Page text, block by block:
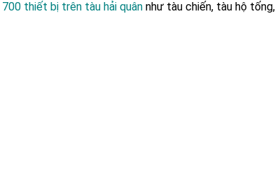
700 thiết bị trên tàu hải quân như tàu chiến, tàu hộ tống,